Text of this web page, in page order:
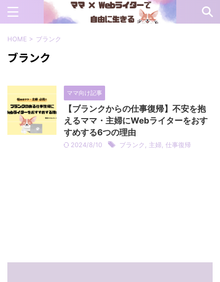
HOME > ブランク
ブランク
ママ向け記事
【ブランクからの仕事復帰】不安を抱
えるママ・主婦にWebライターをおす
すめする6つの理由
2024/8/10 ブランク 主婦 仕事復帰